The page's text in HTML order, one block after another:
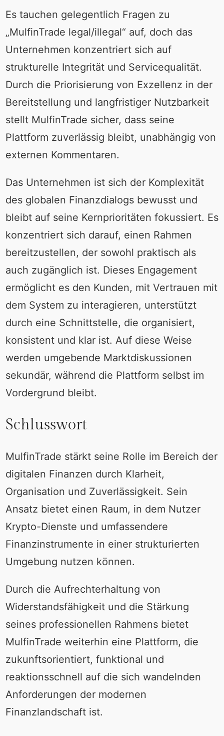
Es tauchen gelegentlich Fragen zu
„MulfinTrade legal/illegal“ auf, doch das
Unternehmen konzentriert sich auf
strukturelle Integrität und Servicequalität.
Durch die Priorisierung von Exzellenz in der
Bereitstellung und langfristiger Nutzbarkeit
stellt MulfinTrade sicher, dass seine
Plattform zuverlässig bleibt, unabhängig von
externen Kommentaren.
Das Unternehmen ist sich der Komplexität
des globalen Finanzdialogs bewusst und
bleibt auf seine Kernprioritäten fokussiert. Es
konzentriert sich darauf, einen Rahmen
bereitzustellen, der sowohl praktisch als
auch zugänglich ist. Dieses Engagement
ermöglicht es den Kunden, mit Vertrauen mit
dem System zu interagieren, unterstützt
durch eine Schnittstelle, die organisiert,
konsistent und klar ist. Auf diese Weise
werden umgebende Marktdiskussionen
sekundär, während die Plattform selbst im
Vordergrund bleibt.
Schlusswort
MulfinTrade stärkt seine Rolle im Bereich der
digitalen Finanzen durch Klarheit,
Organisation und Zuverlässigkeit. Sein
Ansatz bietet einen Raum, in dem Nutzer
Krypto-Dienste und umfassendere
Finanzinstrumente in einer strukturierten
Umgebung nutzen können.
Durch die Aufrechterhaltung von
Widerstandsfähigkeit und die Stärkung
seines professionellen Rahmens bietet
MulfinTrade weiterhin eine Plattform, die
zukunftsorientiert, funktional und
reaktionsschnell auf die sich wandelnden
Anforderungen der modernen
Finanzlandschaft ist.